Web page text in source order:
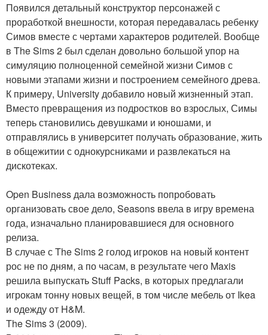
Появился детальный конструктор персонажей с
проработкой внешности, которая передавалась ребенку
Симов вместе с чертами характеров родителей. Вообще
в The Sims 2 был сделан довольно большой упор на
симуляцию полноценной семейной жизни Симов с
новыми этапами жизни и построением семейного древа.
К примеру, University добавило новый жизненный этап.
Вместо превращения из подростков во взрослых, Симы
теперь становились девушками и юношами, и
отправлялись в университет получать образование, жить
в общежитии с однокурсниками и развлекаться на
дискотеках.
Open Business дала возможность попробовать
организовать свое дело, Seasons ввела в игру времена
года, изначально планировавшиеся для основного
релиза.
В случае с The Sims 2 голод игроков на новый контент
рос не по дням, а по часам, в результате чего Maxis
решила выпускать Stuff Packs, в которых предлагали
игрокам тонну новых вещей, в том числе мебель от Ikea
и одежду от H&M.
The Sims 3 (2009).